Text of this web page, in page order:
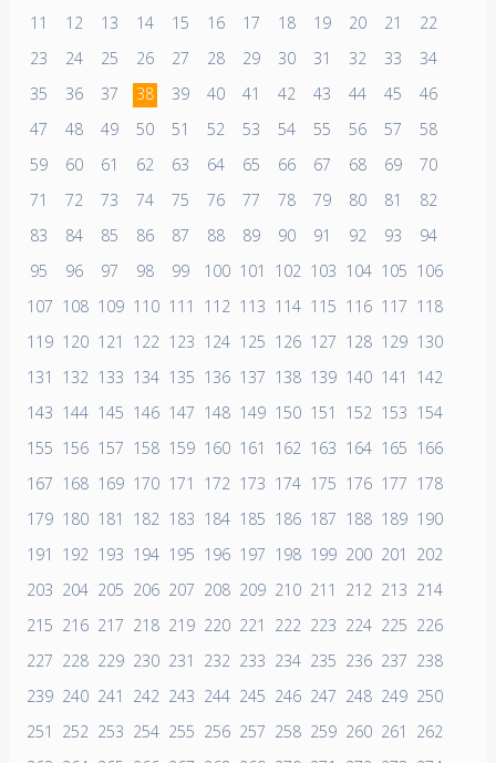
11 12 13 14 15 16 17 18 19 20 21
22
23
24 25 26 27 28 29 30 31 32 33
34
35
36 37 38 39 40 41 42 43 44 45
46
47
48 49 50 51 52 53 54 55 56 57
58
59
60 61 62 63 64 65 66 67 68 69
70
71
72 73 74 75 76 77 78 79 80 81
82
83
84 85 86 87 88 89 90 91 92 93
94
95
96 97 98 99 100 101 102 103 104 105 106
107 108 109 110 111 112 113 114 115 116 117 118
119 120 121 122 123 124 125 126 127 128 129 130
131
132 133 134 135 136 137 138 139 140 141
142
143 144 145 146 147 148 149 150 151 152 153 154
155 156 157 158 159 160 161 162 163 164 165 166
167 168 169 170 171 172 173 174 175 176 177 178
179 180 181 182 183 184 185 186 187 188 189 190
191
192 193 194 195 196 197 198 199 200 201
202
203 204 205 206 207 208 209 210 211 212 213 214
215 216 217 218 219 220 221 222 223 224 225 226
227 228 229 230 231 232 233 234 235 236 237 238
239 240 241 242 243 244 245 246 247 248 249 250
251
252 253 254 255 256 257 258 259 260 261
262